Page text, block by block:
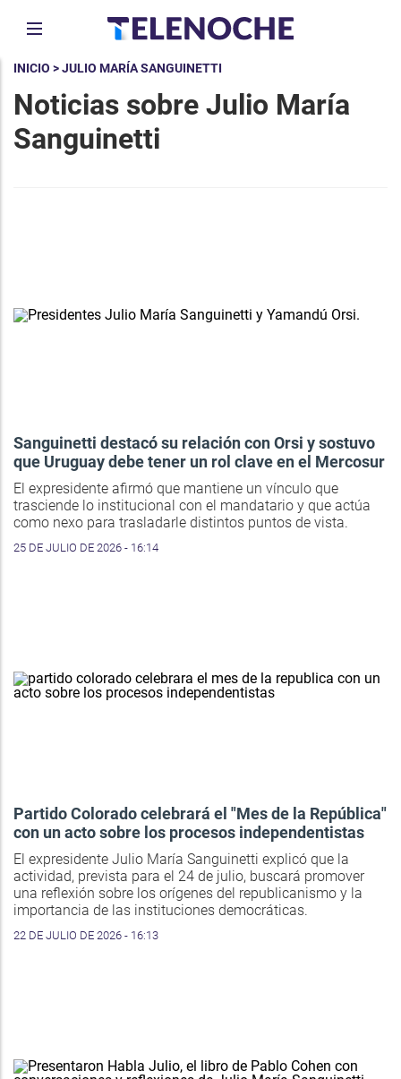
INICIO > JULIO MARÍA SANGUINETTI
Noticias sobre Julio María
Sanguinetti
Sanguinetti destacó su relación con Orsi y sostuvo
que Uruguay debe tener un rol clave en el Mercosur
El expresidente afirmó que mantiene un vínculo que
trasciende lo institucional con el mandatario y que actúa
como nexo para trasladarle distintos puntos de vista.
25 DE JULIO DE 2026 - 16:14
Partido Colorado celebrará el "Mes de la República"
con un acto sobre los procesos independentistas
El expresidente Julio María Sanguinetti explicó que la
actividad, prevista para el 24 de julio, buscará promover
una reflexión sobre los orígenes del republicanismo y la
importancia de las instituciones democráticas.
22 DE JULIO DE 2026 - 16:13